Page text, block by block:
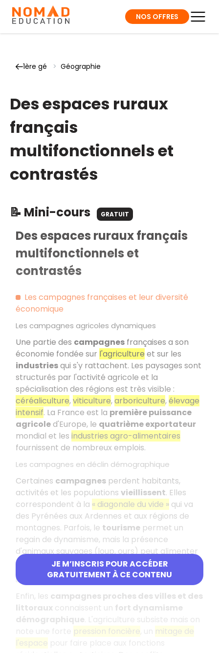
NOS OFFRES
1ère gé > Géographie
Des espaces ruraux
français
multifonctionnels et
contrastés
📝 Mini-cours GRATUIT
JE M’INSCRIS POUR ACCÉDER
GRATUITEMENT À CE CONTENU
Des espaces ruraux français
multifonctionnels et
contrastés
Les campagnes françaises et leur diversité
économique
Les campagnes agricoles dynamiques
Une partie des campagnes françaises a son
économie fondée sur l'agriculture et sur les
industriesqui s'y rattachent. Les paysages sont
structurés par l'activité agricole et la
spécialisation des régions est très visible :
céréaliculture,viticulture,arboriculture,élevage
intensif. La France est la première puissance
agricoled'Europe, le quatrième exportateur
mondial et les industries agro-alimentaires
fournissent de nombreux emplois.
Les campagnes en déclin démographique
Certaines campagnes perdent habitants,
activités et les populations vieillissent. Elles
correspondent à la « diagonale du vide » qui va
des Pyrénées aux Ardennes et aux régions de
montagnes. Parfois, le tourisme permet un
regain de dynamisme, mais la présence
d'animaux sauvages (loup, ours) peut alimenter
des conflits.
Les campagnes périurbaines en expansion
Enfin, les campagnes proches des villes et des
littoraux connaissent un fort dynamisme
démographique . L'agriculture subsiste mais on
pression foncière
mitage de
l'espace